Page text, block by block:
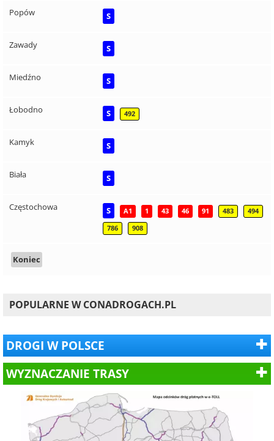
Popów S
Zawady S
Miedźno S
Łobodno S 492
Kamyk S
Biała S
Częstochowa S A1 1 43 46 91 483
494
786
908
Koniec
POPULARNE W CONADROGACH.PL
DROGI W POLSCE
WYZNACZANIE TRASY